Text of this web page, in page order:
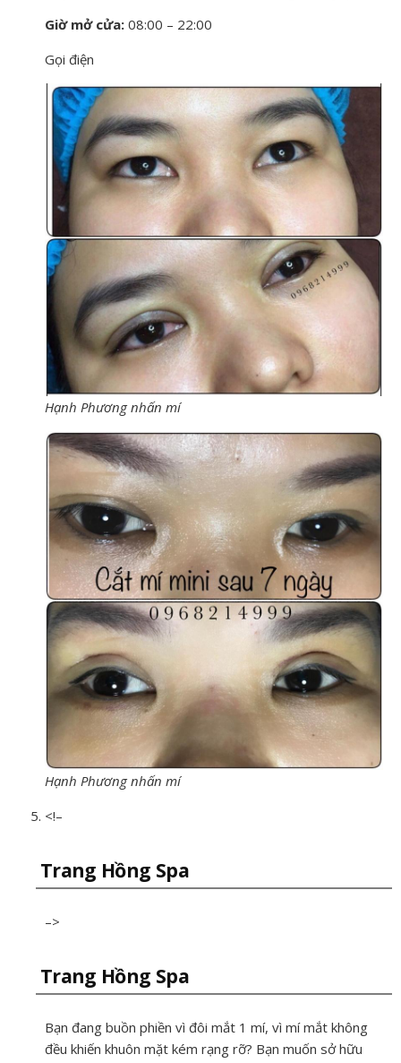
Giờ mở cửa: 08:00 – 22:00
Gọi điện
Hạnh Phương nhấn mí
Hạnh Phương nhấn mí
<!–
Trang Hồng Spa
–>
Trang Hồng Spa
Bạn đang buồn phiền vì đôi mắt 1 mí, vì mí mắt không
đều khiến khuôn mặt kém rạng rỡ? Bạn muốn sở hữu